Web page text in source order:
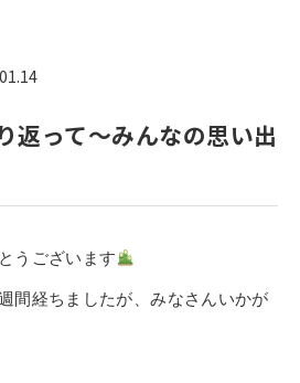
返って～みんなの思い出
うございます
間経ちましたが、みなさんいかが